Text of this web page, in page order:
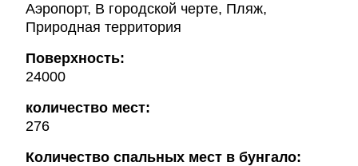
Аэропорт, В городской черте, Пляж,
Природная территория
Поверхность:
24000
количество мест:
276
Количество спальных мест в бунгало: